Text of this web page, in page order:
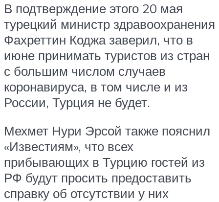
В подтверждение этого 20 мая
турецкий министр здравоохранения
Фахреттин Коджа заверил, что в
июне принимать туристов из стран
с большим числом случаев
коронавируса, в том числе и из
России, Турция не будет.
Мехмет Нури Эрсой также пояснил
«Известиям», что всех
прибывающих в Турцию гостей из
РФ будут просить предоставить
справку об отсутствии у них